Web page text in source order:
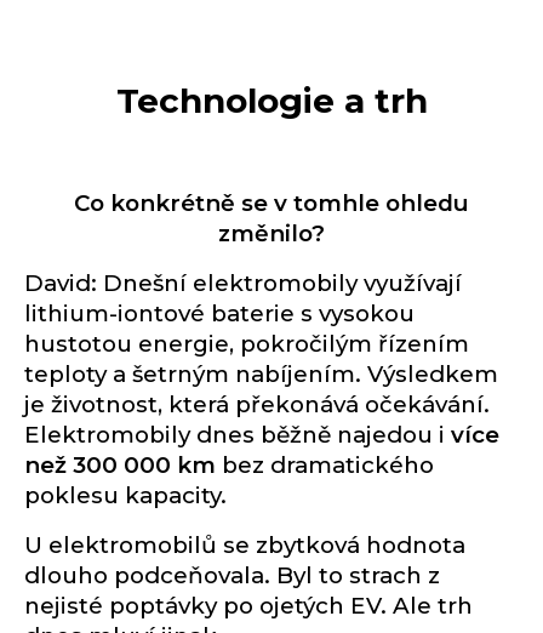
Technologie a trh
Co konkrétně se v tomhle ohledu
změnilo?
David: Dnešní elektromobily využívají
lithium-iontové baterie s vysokou
hustotou energie, pokročilým řízením
teploty a šetrným nabíjením. Výsledkem
je životnost, která překonává očekávání.
Elektromobily dnes běžně najedou i více
než 300 000 km bez dramatického
poklesu kapacity.
U elektromobilů se zbytková hodnota
dlouho podceňovala. Byl to strach z
nejisté poptávky po ojetých EV. Ale trh